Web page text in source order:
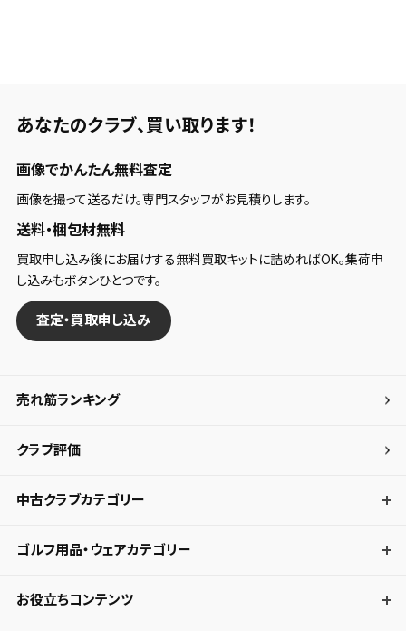
あなたのクラブ、 買い取ります！
画像でかんたん無料査定
画像を撮って送るだけ。専門スタッフがお見積りします。
送料・梱包材無料
買取申し込み後にお届けする無料買取キットに詰めればOK。集荷申
し込みもボタンひとつです。
査定・買取申し込み
売れ筋ランキング
クラブ評価
中古クラブカテゴリー
ゴルフ用品・ウェアカテゴリー
お役立ちコンテンツ